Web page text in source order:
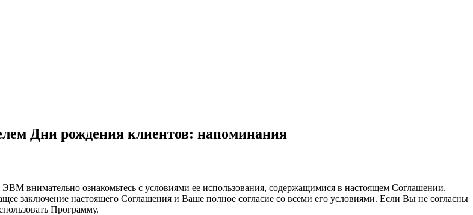
Дни рождения клиентов: напоминания
внимательно ознакомьтесь с условиями ее использования, содержащимися в настоящем Соглашении.
заключение настоящего Соглашения и Ваше полное согласие со всеми его условиями. Если Вы не согласны
Программу.